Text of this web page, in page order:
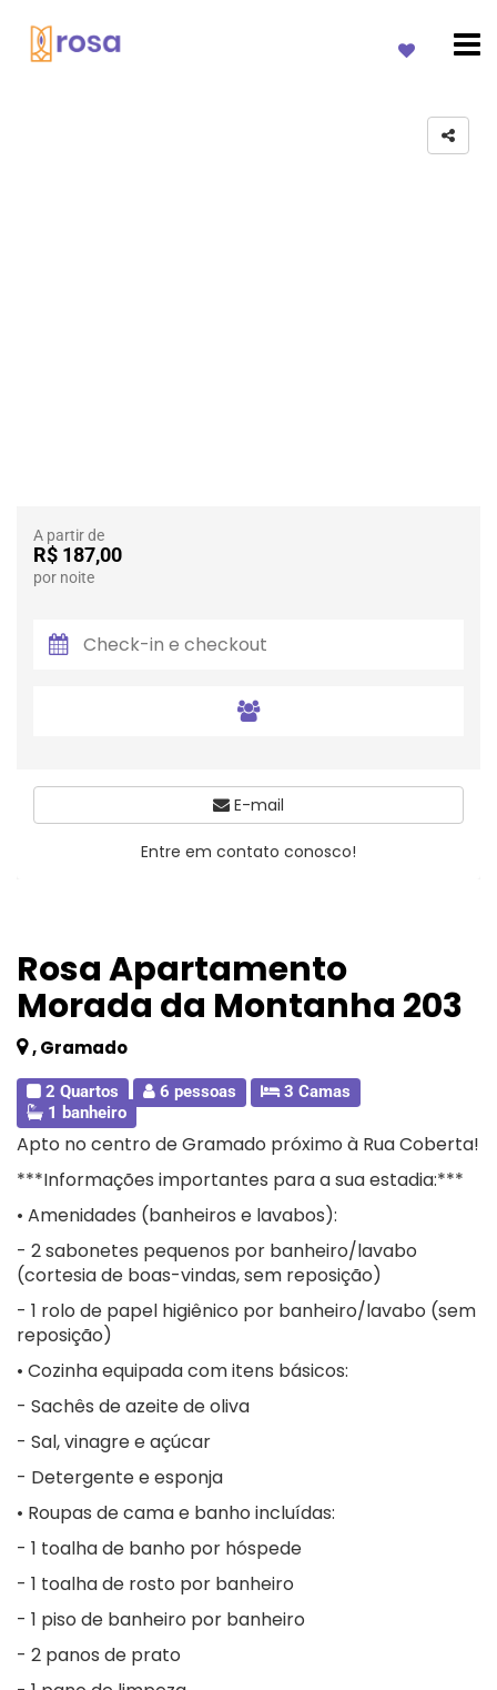
Rosa Apartamento
Morada da Montanha 203
, Gramado
2 Quartos 6 pessoas
3 Camas
1 banheiro
Apto no centro de Gramado próximo à Rua Coberta!
***Informações importantes para a sua estadia:***
• Amenidades (banheiros e lavabos):
- 2 sabonetes pequenos por banheiro/lavabo
(cortesia de boas-vindas, sem reposição)
- 1 rolo de papel higiênico por banheiro/lavabo (sem
reposição)
• Cozinha equipada com itens básicos:
- Sachês de azeite de oliva
- Sal, vinagre e açúcar
- Detergente e esponja
• Roupas de cama e banho incluídas:
- 1 toalha de banho por hóspede
- 1 toalha de rosto por banheiro
- 1 piso de banheiro por banheiro
- 2 panos de prato
A partir de
R$ 187,00
por noite
E-mail
Entre em contato conosco!